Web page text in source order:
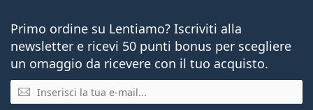
Primo ordine su Lentiamo? Iscriviti alla
newsletter e ricevi 50 punti bonus per scegliere
un omaggio da ricevere con il tuo acquisto.
E-mail